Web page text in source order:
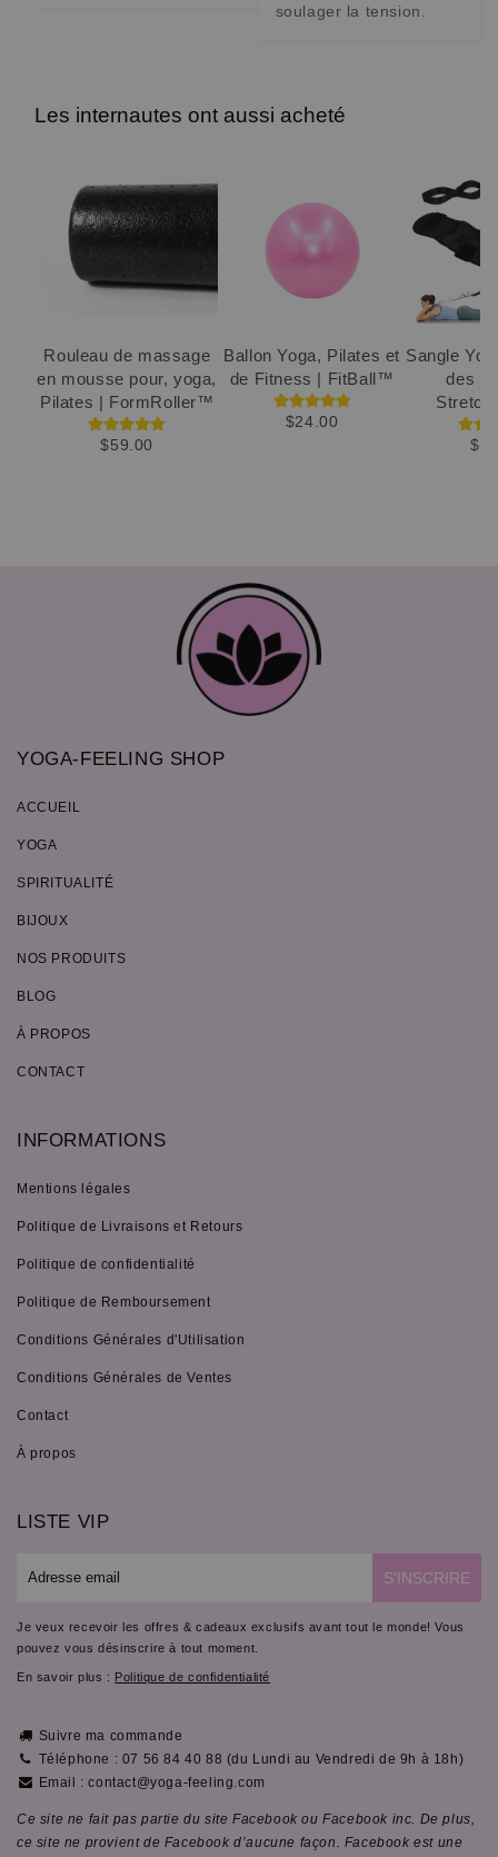
soulager la tension.
Les internautes ont aussi acheté
Rouleau de massage
en mousse pour, yoga,
Pilates | FormRoller™
$59.00
Ballon Yoga, Pilates et
de Fitness | FitBall™
$24.00
Sangle
des
YOGA-FEELING SHOP
ACCUEIL
YOGA
SPIRITUALITÉ
BIJOUX
NOS PRODUITS
BLOG
À PROPOS
CONTACT
INFORMATIONS
Mentions légales
Politique de Livraisons et Retours
Politique de confidentialité
Politique de Remboursement
Conditions Générales d'Utilisation
Conditions Générales de Ventes
Contact
À propos
LISTE VIP
mail
S'INSCRIRE
Je veux recevoir les offres & cadeaux exclusifs avant tout le monde! Vous
pouvez vous désinscrire à tout moment.
En savoir plus : Politique de confidentialité
Suivre ma commande
Téléphone : 07 56 84 40 88 (du Lundi au Vendredi de 9h à 18h)
Email : contact@yoga-feeling.com
Ce site ne fait pas partie du site Facebook ou Facebook inc. De plus,
ce site ne provient de Facebook d’aucune façon. Facebook est une